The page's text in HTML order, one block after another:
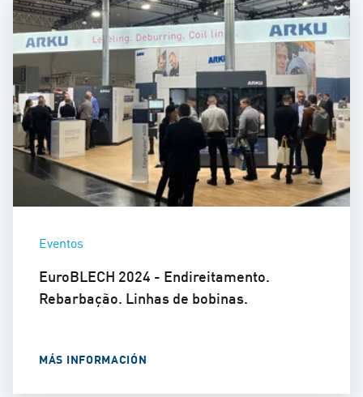
Eventos
EuroBLECH 2024 - Endireitamento.
Rebarbação. Linhas de bobinas.
MÁS INFORMACIÓN